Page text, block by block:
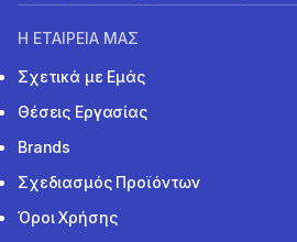
Η ΕΤΑΙΡΕΙΑ ΜΑΣ
Σχετικά με Εμάς
Θέσεις Εργασίας
Brands
Σχεδιασμός Προϊόντων
Όροι Χρήσης